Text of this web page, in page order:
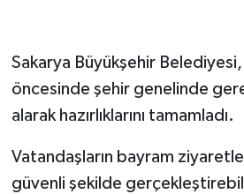
Sakarya Büyükşehir Belediyesi,
öncesinde şehir genelinde
alarak hazırlıklarını tamamladı.
Vatandaşların bayram
güvenli şekilde